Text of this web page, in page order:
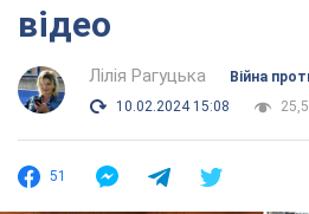
відео
Лілія Рагуцька
Війна
10.02.2024 15:08
51